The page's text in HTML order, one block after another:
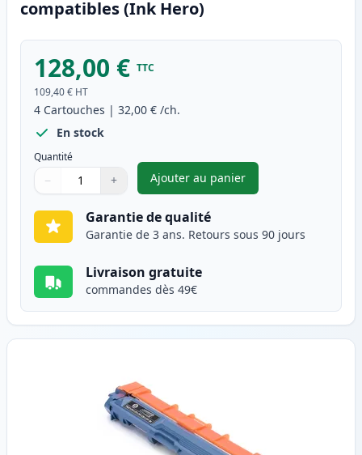
compatibles (Ink Hero)
128,00 € TTC
109,40 € HT
4 Cartouches | 32,00 € /ch.
En stock
Quantité
Quantité
Utilisez les boutons pour ajuster
− +
Quantité
Ajouter au panier
,Pack of 4 Brother DR241CL
Garantie de qualité
Garantie de 3 ans. Retours sous 90 jours
Livraison gratuite
commandes dès 49€